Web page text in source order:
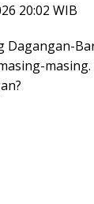
20:02 WIB
Dagangan-